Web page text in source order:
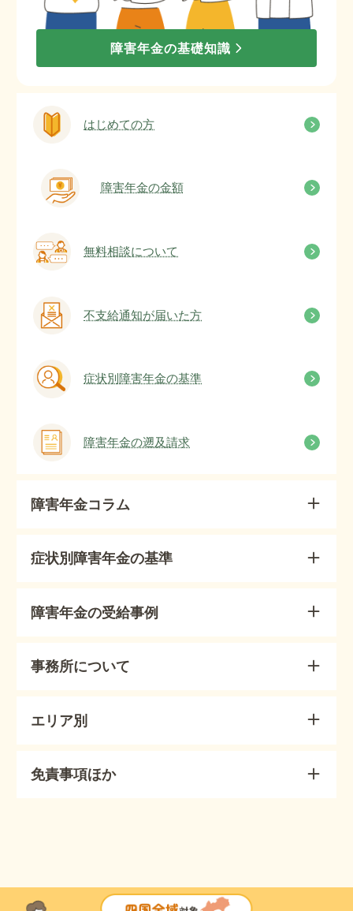
障害年金の基礎知識
はじめての方
障害年金の金額
無料相談について
不支給通知が届いた方
症状別障害年金の基準
障害年金の遡及請求
障害年金コラム
症状別障害年金の基準
障害年金の受給事例
事務所について
エリア別
免責事項ほか